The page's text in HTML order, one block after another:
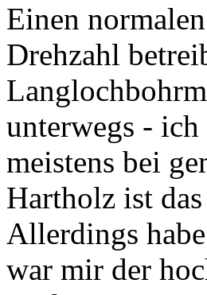
Einen
Drehzahl
unterwegs -
meistens bei
Hartholz ist
Allerdings
war mir der